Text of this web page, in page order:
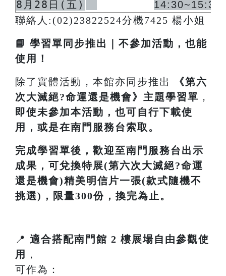
8月28日(五)
14:30~15:30
聯絡人:(02)23822524分機7425 楊小姐
📘 學習單同步推出｜不參加活動，也能
使用！
除了實體活動，本館亦同步推出 《第六
次大滅絕?命運還是機會》主題學習單 ，
即使未參加本活動，也可自行下載使
用，或是在南門服務台索取。
完成學習單後，歡迎至南門服務台出示
成果，可兌換特展(第六次大滅絕?命運
還是機會)精美明信片一張(款式隨機不
挑選)，限量300份，換完為止。
📍 適合搭配南門館 2 樓展場自由參觀使
用
，
可作為：